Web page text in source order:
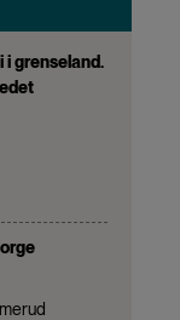
i grenseland.